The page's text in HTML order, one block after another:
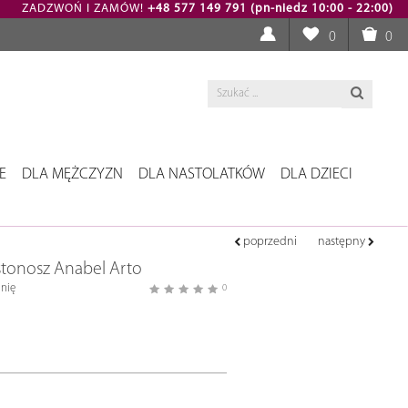
ZADZWOŃ I ZAMÓW! +48 577 149 791 (pn-niedz 10:00 - 22:00)
0 0
DLA MĘŻCZYZN DLA NASTOLATKÓW DLA DZIECI
poprzedni następny
Anabel Arto
0